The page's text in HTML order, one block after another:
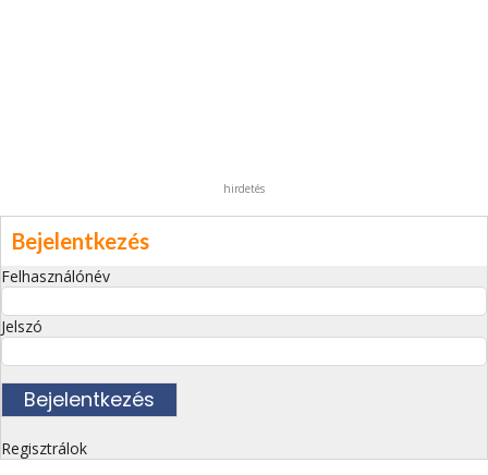
hirdetés
Bejelentkezés
Felhasználónév
Jelszó
Regisztrálok